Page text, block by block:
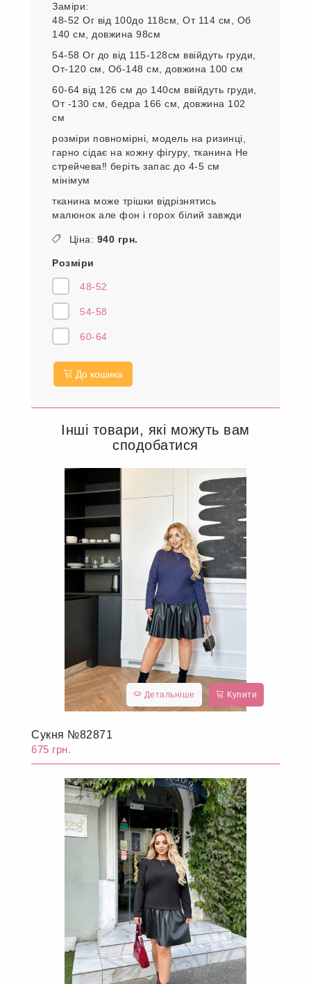
Заміри:
48-52 Ог від 100до 118см, От 114 см, Об
140 см, довжина 98см
54-58 Ог до від 115-128см ввійдуть груди,
От-120 см, Об-148 см, довжина 100 см
60-64 від 126 см до 140см ввійдуть груди,
От -130 см, бедра 166 см, довжина 102
см
розміри повномірні, модель на ризинці,
гарно сідає на кожну фігуру, тканина Не
стрейчева‼️ беріть запас до 4-5 см
мінімум
тканина може трішки відрізнятись
малюнок але фон і горох білий завжди
Ціна: 940 грн.
Розміри
48-52
54-58
60-64
До кошика
Інші товари, які можуть вам
сподобатися
Детальніше Купити
Сукня №82871
675 грн.